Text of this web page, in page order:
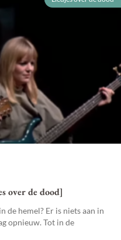
over de dood]
de hemel? Er is niets aan in
opnieuw. Tot in de